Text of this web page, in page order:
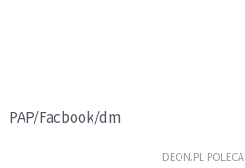
PAP/Facbook/dm
DEON.PL POLECA